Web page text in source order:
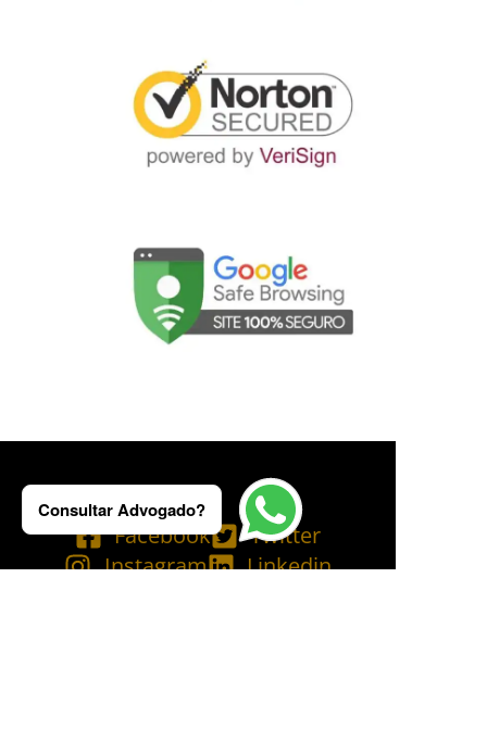
Facebook
Twitter
Instagram
Linkedin
Consultar Advogado?